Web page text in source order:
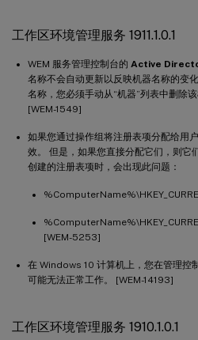
工作区环境管理服务 1911.1.0.1
WEM 服务管理控制台的 Active
名称不会自动更新以反映机器名称的变
名称，您必须手动从“机器”列表中删除
[WEM-1549]
如果您通过操作组将注册表项分配给用
效。 但是，如果您直接分配它们，则它
创建的注册表项时，会出现此问题：
[WEM-5253]
在 Windows 10 计算机上，您在管理控
可能无法正常工作。 [WEM-14193]
工作区环境管理服务 1910.1.0.1